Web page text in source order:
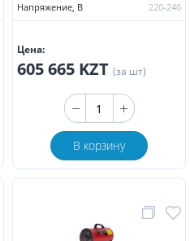
Напряжение, В 220-240
Цена:
605 665 KZT (за шт)
В корзину